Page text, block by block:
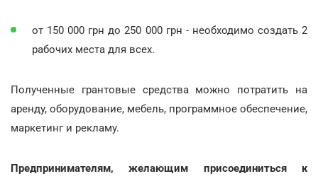
от 150 000 грн до 250 000 грн - необходимо создать 2
рабочих места для всех.
Полученные грантовые средства можно потратить на
аренду, оборудование, мебель, программное обеспечение,
маркетинг и рекламу.
Предпринимателям, желающим присоединиться к